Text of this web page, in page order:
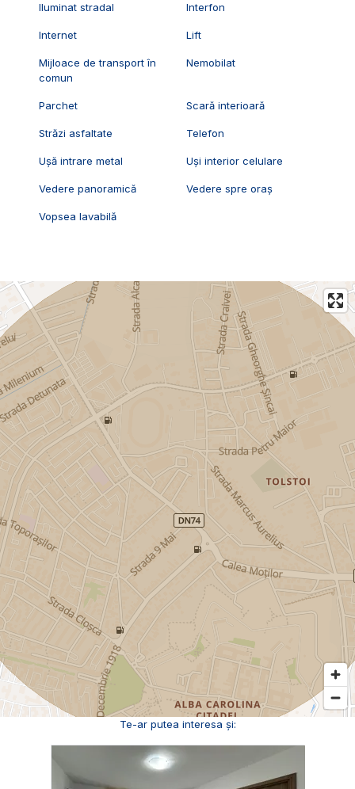
Iluminat stradal Interfon
Internet Lift
Mijloace de transport în
comun
Nemobilat
Parchet Scară interioară
Străzi asfaltate Telefon
Ușă intrare metal Uși interior celulare
Vedere panoramică Vedere spre oraș
Vopsea lavabilă
Te-ar putea interesa și: